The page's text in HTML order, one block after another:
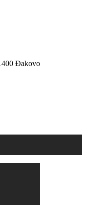
Đakovo